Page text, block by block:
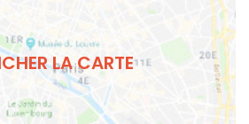
LA CARTE